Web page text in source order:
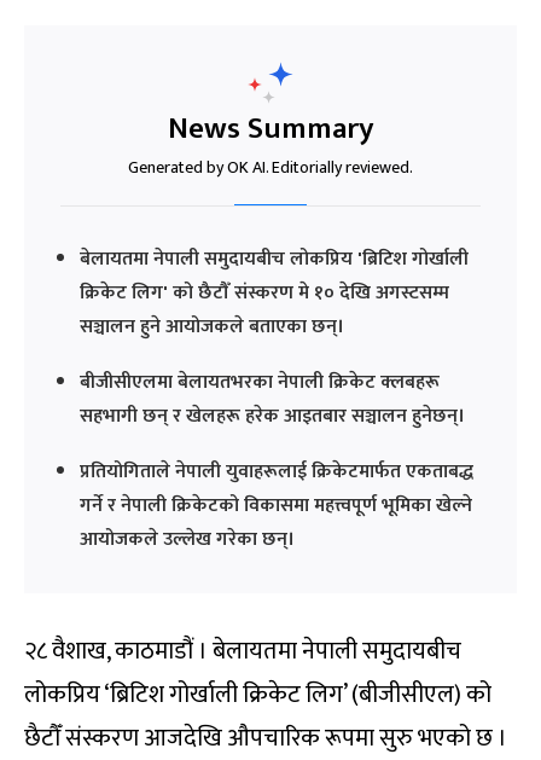
News Summary
Generated by OK AI. Editorially reviewed.
बेलायतमा नेपाली समुदायबीच लोकप्रिय 'ब्रिटिश गोर्खाली
क्रिकेट लिग' को छैटौँ संस्करण मे १० देखि अगस्टसम्म
सञ्चालन हुने आयोजकले बताएका छन्।
बीजीसीएलमा बेलायतभरका नेपाली क्रिकेट क्लबहरू
सहभागी छन् र खेलहरू हरेक आइतबार सञ्चालन हुनेछन्।
प्रतियोगिताले नेपाली युवाहरूलाई क्रिकेटमार्फत एकताबद्ध
गर्ने र नेपाली क्रिकेटको विकासमा महत्त्वपूर्ण भूमिका खेल्ने
आयोजकले उल्लेख गरेका छन्।
२८ वैशाख, काठमाडौं । बेलायतमा नेपाली समुदायबीच
लोकप्रिय ‘ब्रिटिश गोर्खाली क्रिकेट लिग’ (बीजीसीएल) को
छैटौँ संस्करण आजदेखि औपचारिक रूपमा सुरु भएको छ ।